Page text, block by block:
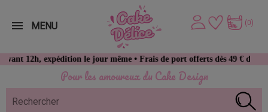
Pour les amoureux du Cake Design
12h, expédition le jour même • Frais de port offerts dès 49 € d’achat
(0)
MENU